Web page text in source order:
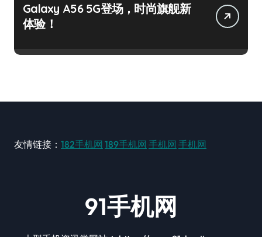
Galaxy A56 5G登场，时尚旗舰新
体验！
友情链接： 182手机网 189手机网 手机网 手机网
91手机网